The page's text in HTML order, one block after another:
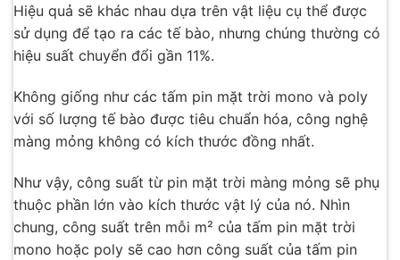
Hiệu quả sẽ khác nhau dựa trên vật liệu cụ thể được
sử dụng để tạo ra các tế bào, nhưng chúng thường có
hiệu suất chuyển đổi gần 11%.
Không giống như các tấm pin mặt trời mono và poly
với số lượng tế bào được tiêu chuẩn hóa, công nghệ
màng mỏng không có kích thước đồng nhất.
Như vậy, công suất từ ​​pin mặt trời màng mỏng sẽ phụ
thuộc phần lớn vào kích thước vật lý của nó. Nhìn
chung, công suất trên mỗi m² của tấm pin mặt trời
mono hoặc poly sẽ cao hơn công suất của tấm pin